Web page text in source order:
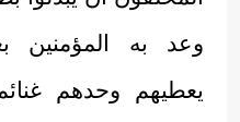
وعد به المؤمنين
يعطيهم وحدهم